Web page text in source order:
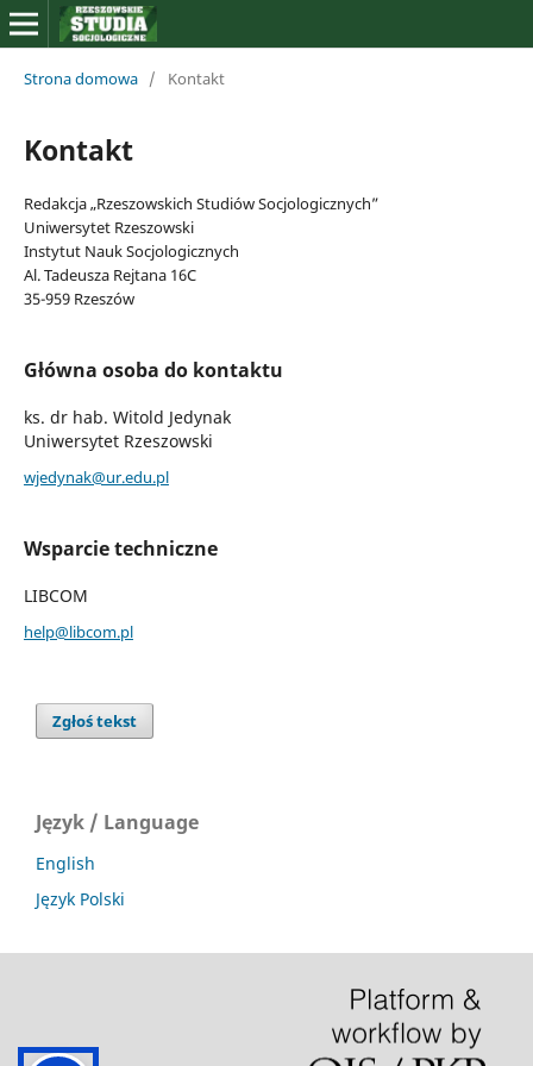
Strona domowa / Kontakt
Kontakt
Redakcja „Rzeszowskich Studiów Socjologicznych”
Uniwersytet Rzeszowski
Instytut Nauk Socjologicznych
Al. Tadeusza Rejtana 16C
35-959 Rzeszów
Główna osoba do kontaktu
ks. dr hab. Witold Jedynak
Uniwersytet Rzeszowski
wjedynak@ur.edu.pl
Wsparcie techniczne
LIBCOM
help@libcom.pl
Zgłoś tekst
Język / Language
English
Język Polski